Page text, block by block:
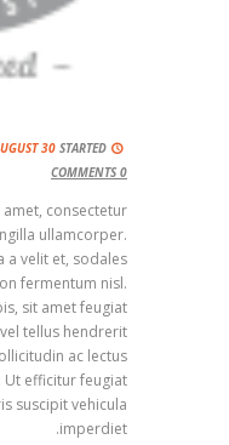
STARTED
30,
0
consectetur
ullamcorper.
a velit et, sodales
fermentum nisl.
sit amet feugiat
tellus hendrerit
ac lectus
Ut efficitur feugiat
suscipit vehicula
imperdiet.